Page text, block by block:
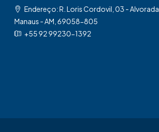
Endereço: R. Loris Cordovil, 03 - Alvorada,
Manaus - AM, 69058-805
+55 92 99230-1392